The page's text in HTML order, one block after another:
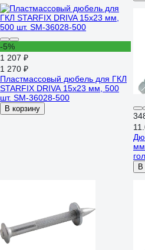
-5%
1 207 ₽
1 270 ₽
Пластмассовый дюбель для ГКЛ
STARFIX DRIVA 15x23 мм, 500
шт. SM-36028-500
В корзину
мм
В